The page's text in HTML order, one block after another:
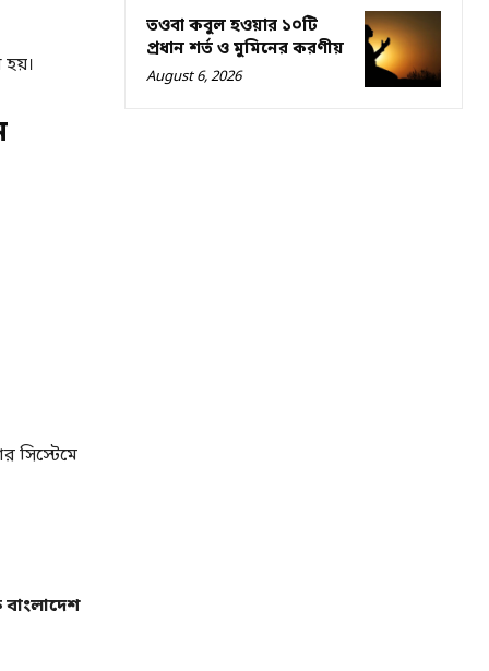
সিস্টেমে
তওবা কবুল হওয়ার ১০টি
প্রধান শর্ত ও মুমিনের করণীয়
August 6, 2026